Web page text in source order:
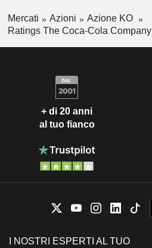
Mercati Azioni
Azione KO
Ratings The Coca-Cola Company
+ di 20 anni
al tuo fianco
I NOSTRI ESPERTI AL TUO